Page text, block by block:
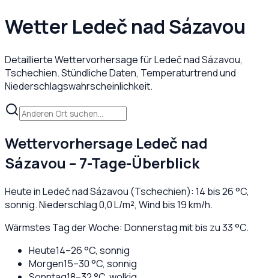
Wetter Ledeč nad Sázavou
Detaillierte Wettervorhersage fürLedeč nad Sázavou,
Tschechien. Stündliche Daten, Temperaturtrend und
Niederschlagswahrscheinlichkeit.
Wettervorhersage Ledeč nad
Sázavou – 7-Tage-Überblick
Heute inLedeč nad Sázavou (Tschechien): 14 bis26°C,
sonnig. Niederschlag0,0L/m², Wind bis19km/h.
Wärmstes Tag der Woche: Donnerstag mit bis zu 33 °C.
Heute14–26°C, sonnig
Morgen15–30°C, sonnig